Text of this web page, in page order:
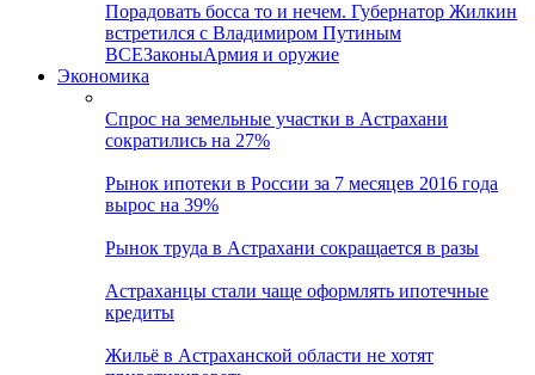
Порадовать босса то и нечем. Губернатор Жилкин
встретился с Владимиром Путиным
ВСЕЗаконыАрмия и оружие
Экономика
Спрос на земельные участки в Астрахани
сократились на 27%
Рынок ипотеки в России за 7 месяцев 2016 года
вырос на 39%
Рынок труда в Астрахани сокращается в разы
Астраханцы стали чаще оформлять ипотечные
кредиты
Жильё в Астраханской области не хотят